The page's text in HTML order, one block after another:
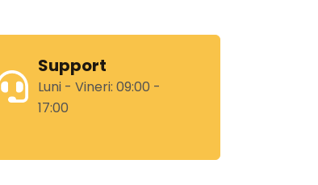
Support
Luni - Vineri: 09:00 -
17:00